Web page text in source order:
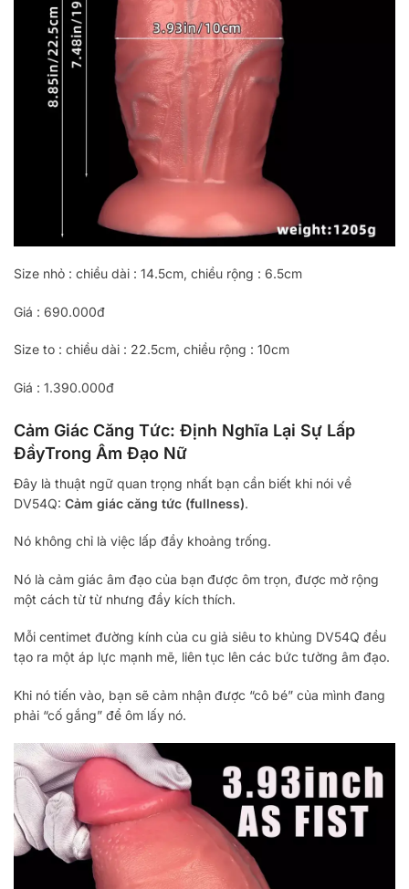
Size nhỏ : chiều dài : 14.5cm, chiều rộng : 6.5cm
Giá : 690.000đ
Size to : chiều dài : 22.5cm, chiều rộng : 10cm
Giá : 1.390.000đ
Cảm Giác Căng Tức: Định Nghĩa Lại Sự Lấp
ĐầyTrong Âm Đạo Nữ
Đây là thuật ngữ quan trọng nhất bạn cần biết khi nói về
DV54Q: Cảm giác căng tức (fullness).
Nó không chỉ là việc lấp đầy khoảng trống.
Nó là cảm giác âm đạo của bạn được ôm trọn, được mở rộng
một cách từ từ nhưng đầy kích thích.
Mỗi centimet đường kính của cu giả siêu to khủng DV54Q đều
tạo ra một áp lực mạnh mẽ, liên tục lên các bức tường âm đạo.
Khi nó tiến vào, bạn sẽ cảm nhận được “cô bé” của mình đang
phải “cố gắng” để ôm lấy nó.